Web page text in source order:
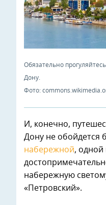
Обязательно
Дону.
Фото:
И, конечно,
Дону не обойдется
набережной, одной
набережную
«Петровский».